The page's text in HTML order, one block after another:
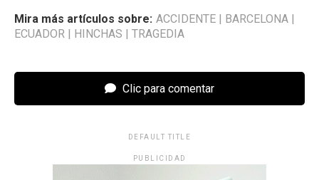
Mira más artículos sobre: ACCIDENTE BARCELONA
ECUADOR
HINCHAS TRAGEDIA
Clic para comentar
DEFAULT TITLE
PUBLICIDAD